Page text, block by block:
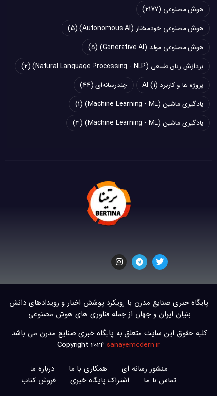
هوش مصنوعی (2177)
هوش مصنوعی خودمختار (Autonomous AI)
(5)
هوش مصنوعی مولد (Generative AI)
(5)
پردازش زبان طبیعی (Natural Language Processing - NLP)
(2)
پروژه ها و کاربرد AI (1) چند‌‌رسانه‌ای (44)
یادگیری ماشین (Machine Learning - ML)
(1)
یادگیری ماشین (Machine Learning - ML)
(3)
پایگاه خبری صنایع مدرن با رویکرد پوشش اخبار و رویدادهای دانش
بنیان ایران و جهان از جمله فناوری های هوش مصنوعی.
کلیه حقوق این سایت متعلق به پایگاه خبری صنایع مدرن می باشد.
Copyright 2024 sanayemodern.ir
منشور رسانه ای همکاری با ما
درباره ما
تماس با ما
اشتراک پایگاه خبری فروش کتاب